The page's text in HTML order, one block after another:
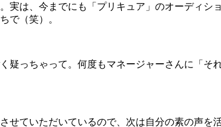
は、今までにも「プリキュア」のオーディシ
で（笑）。
っちゃって。何度もマネージャーさんに「そ
ていただいているので、次は自分の素の声を